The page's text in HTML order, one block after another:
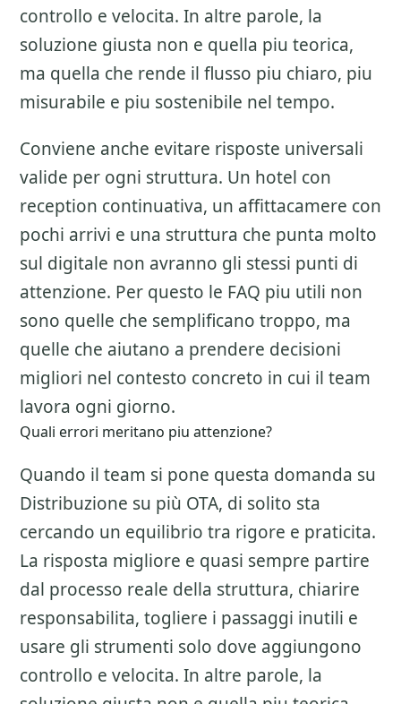
controllo e velocita. In altre parole, la
soluzione giusta non e quella piu teorica,
ma quella che rende il flusso piu chiaro, piu
misurabile e piu sostenibile nel tempo.
Conviene anche evitare risposte universali
valide per ogni struttura. Un hotel con
reception continuativa, un affittacamere con
pochi arrivi e una struttura che punta molto
sul digitale non avranno gli stessi punti di
attenzione. Per questo le FAQ piu utili non
sono quelle che semplificano troppo, ma
quelle che aiutano a prendere decisioni
migliori nel contesto concreto in cui il team
lavora ogni giorno.
Quali errori meritano piu attenzione?
Quando il team si pone questa domanda su
Distribuzione su più OTA, di solito sta
cercando un equilibrio tra rigore e praticita.
La risposta migliore e quasi sempre partire
dal processo reale della struttura, chiarire
responsabilita, togliere i passaggi inutili e
usare gli strumenti solo dove aggiungono
controllo e velocita. In altre parole, la